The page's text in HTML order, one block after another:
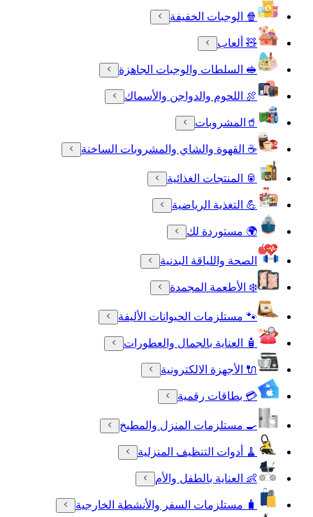
🍿 الوجبات الخفيفة
🧸 ألعاب
🥪 السلطات والوجبات الجاهزة
🍖 اللحوم والدواجن والأسماك
🥤المشروبات
☕ القهوة والشاي والمشروبات الساخنة
🥫 المنتجات الغذائية
💪 التغذية الرياضية
🌍 مستوردة لك
الصحة واللياقة البدنية
❄️ الأطعمة المجمدة
🐾 مستلزمات الحيوانات الأليفة
🧴 العناية بالجمال والعطورات
🔌 الأجهزة الالكترونية
💳 بطاقات رقمية
🍳 مستلزمات المنزل والمطبخ
🧹 أدوات التنظيف المنزلية
👶 العناية بالطفل والأم
🧳 مستلزمات السفر والأنشطة الخارجية